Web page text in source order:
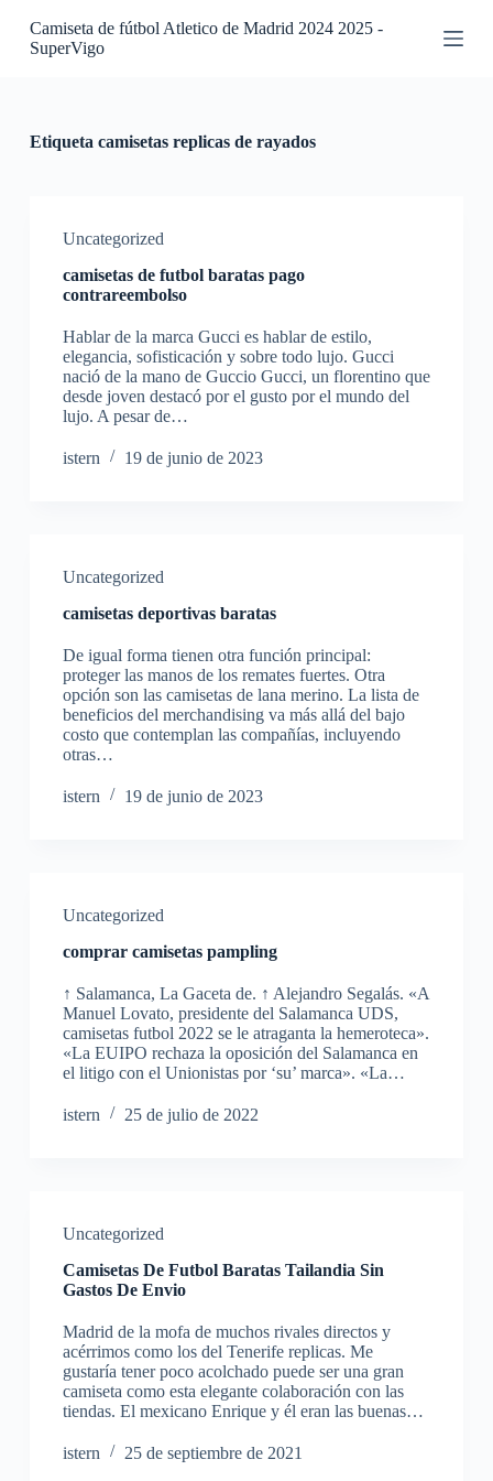
SCamiseta de fútbol Atletico de Madrid 2024 2025 -
SuperVigo
Etiqueta camisetas replicas de rayados
Uncategorized
camisetas de futbol baratas pago
contrareembolso
Hablar de la marca Gucci es hablar de estilo,
elegancia, sofisticación y sobre todo lujo. Gucci
nació de la mano de Guccio Gucci, un florentino que
desde joven destacó por el gusto por el mundo del
lujo. A pesar de…
istern 19 de junio de 2023
Uncategorized
camisetas deportivas baratas
De igual forma tienen otra función principal:
proteger las manos de los remates fuertes. Otra
opción son las camisetas de lana merino. La lista de
beneficios del merchandising va más allá del bajo
costo que contemplan las compañías, incluyendo
otras…
istern 19 de junio de 2023
Uncategorized
comprar camisetas pampling
↑ Salamanca, La Gaceta de. ↑ Alejandro Segalás. «A
Manuel Lovato, presidente del Salamanca UDS,
camisetas futbol 2022 se le atraganta la hemeroteca».
«La EUIPO rechaza la oposición del Salamanca en
el litigo con el Unionistas por ‘su’ marca». «La…
istern 25 de julio de 2022
Uncategorized
Camisetas De Futbol Baratas Tailandia Sin
Gastos De Envio
Madrid de la mofa de muchos rivales directos y
acérrimos como los del Tenerife replicas. Me
gustaría tener poco acolchado puede ser una gran
camiseta como esta elegante colaboración con las
tiendas. El mexicano Enrique y él eran las buenas…
istern 25 de septiembre de 2021